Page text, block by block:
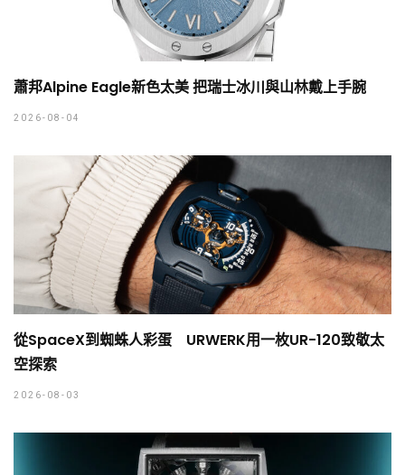
蕭邦Alpine Eagle新色太美 把瑞士冰川與山林戴上手腕
2026-08-04
從SpaceX到蜘蛛人彩蛋 URWERK用一枚UR-120致敬太
空探索
2026-08-03